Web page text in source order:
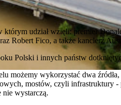
udział wzięli: premier
Robert Fico, a także kanclerz
Polski i innych państw
możemy wykorzystać dwa
mostów, czyli infrastruktury -
nie wystarczą.